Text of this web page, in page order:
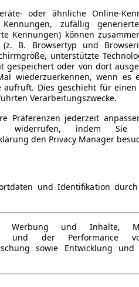
oder ähnliche Online-
Kennungen, zufällig
Kennungen) können
B. Browsertyp und
unterstützte
gespeichert oder von dort
wiederzuerkennen, wenn es
aufruft. Dies geschieht für
Verarbeitungszwecke.
Präferenzen jederzeit
widerrufen, indem
den Privacy Manager
und Identifikation
Werbung und Inhalte,
und der Performance
sowie Entwicklung und
Rostock
Techno EV40 130 hp
km/Jahr:5.000Elektro130 PS
CO2* · CO2-Klasse A